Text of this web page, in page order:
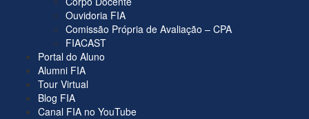
Ouvidoria FIA
Comissão Própria de Avaliação – CPA
FIACAST
Portal do Aluno
Alumni FIA
Tour Virtual
Blog FIA
Canal FIA no YouTube